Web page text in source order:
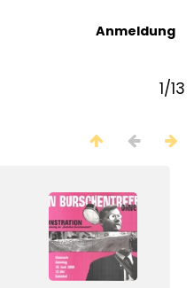
Anmeldung
1/13